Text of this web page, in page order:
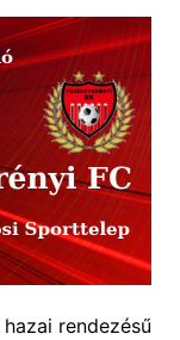
rendezésű